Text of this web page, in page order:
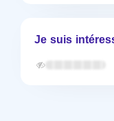
Je suis